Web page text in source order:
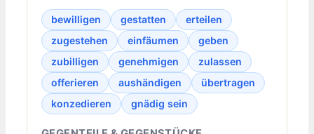
bewilligen gestatten
erteilen
zugestehen
einfäumen
geben
zubilligen
genehmigen
zulassen
offerieren
aushändigen
übertragen
konzedieren
gnädig sein